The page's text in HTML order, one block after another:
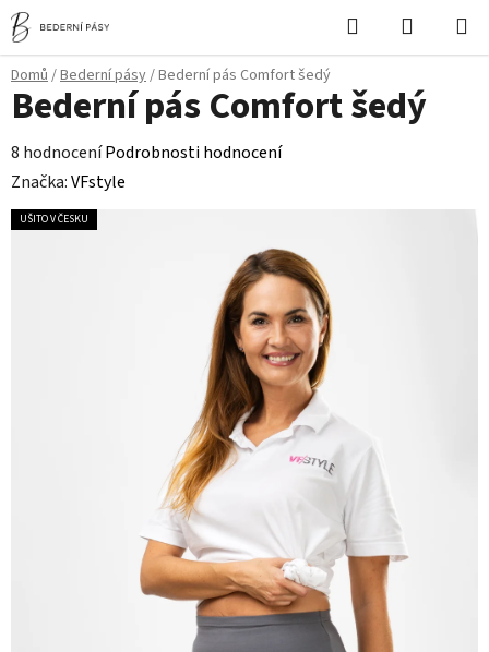
Přejít
na
obsah
Hledat
KOŠÍK
Domů/Bederní pásy/Bederní pás Comfort šedý
Bederní pás Comfort šedý
Průměrné
hodnocení
produktu
8 hodnoceníPodrobnosti hodnocení
Značka:VFstyle
UŠITO V ČESKU